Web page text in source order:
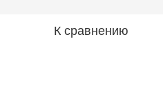
К сравнению